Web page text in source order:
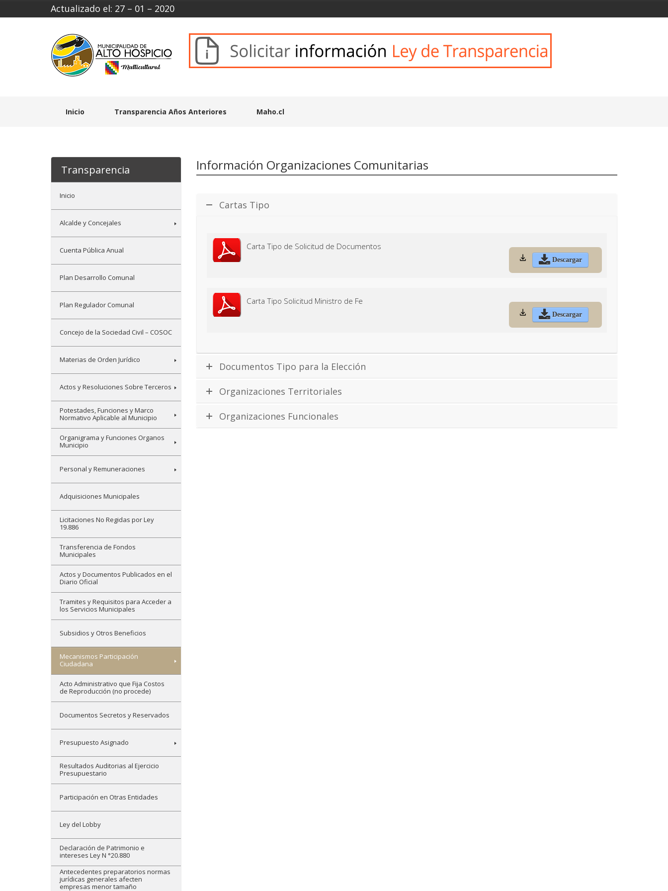
Actualizado el: 27 – 01 – 2020
Inicio Transparencia Años Anteriores Maho.cl
Transparencia
Inicio
Alcalde y Concejales
Cuenta Pública Anual
Plan Desarrollo Comunal
Plan Regulador Comunal
Concejo de la Sociedad Civil – COSOC
Materias de Orden Jurídico
Actos y Resoluciones Sobre Terceros
Potestades, Funciones y Marco
Normativo Aplicable al Municipio
Organigrama y Funciones Organos
Municipio
Personal y Remuneraciones
Adquisiciones Municipales
Licitaciones No Regidas por Ley
19.886
Transferencia de Fondos
Municipales
Actos y Documentos Publicados en el
Diario Oficial
Tramites y Requisitos para Acceder a
los Servicios Municipales
Subsidios y Otros Beneficios
Mecanismos Participación
Ciudadana
Acto Administrativo que Fija Costos
de Reproducción (no procede)
Documentos Secretos y Reservados
Presupuesto Asignado
Resultados Auditorias al Ejercicio
Presupuestario
Participación en Otras Entidades
Ley del Lobby
Declaración de Patrimonio e
intereses Ley N °20.880
Antecedentes preparatorios normas
jurídicas generales afecten
empresas menor tamaño
Información Organizaciones Comunitarias
Cartas Tipo
Carta Tipo de Solicitud de Documentos
Descargar
Carta Tipo Solicitud Ministro de Fe
Descargar
Documentos Tipo para la Elección
Organizaciones Territoriales
Organizaciones Funcionales